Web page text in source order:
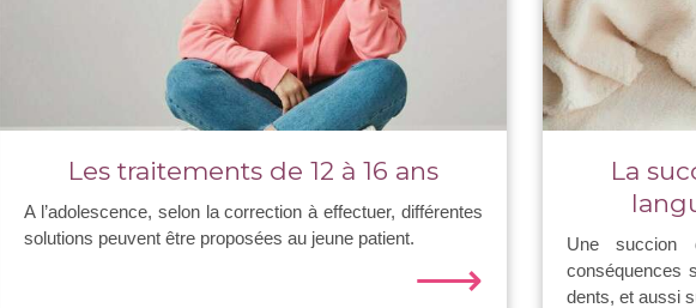
Les traitements de 12 à 16 ans
A l’adolescence, selon la correction à effectuer, différentes
solutions peuvent être proposées au jeune patient.
⟶
La
Une succion
conséquences
dents, et aussi